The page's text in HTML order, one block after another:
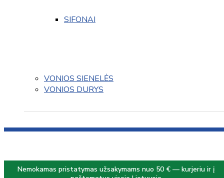
SIFONAI
VONIOS SIENELĖS
VONIOS DURYS
Nemokamas pristatymas užsakymams nuo 50 € — kurjeriu ir į